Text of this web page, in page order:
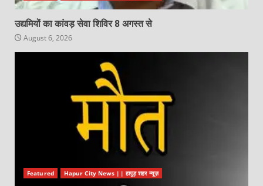
उद्यमियों का कांवड़ सेवा शिविर 8 अगस्त से
August 6, 2026
Featured Hapur City News || हापुड़ शहर न्यूज़